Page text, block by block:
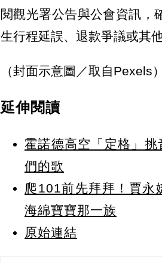
閱觀光署公告與公會資訊，
生行程延誤、退款爭議或其
（封面示意圖／取自Pexels）
延伸閱讀
霍諾德高空「定格」
們的歌
爬101前先拜拜！賈
海綿寶寶那一族
原始連結